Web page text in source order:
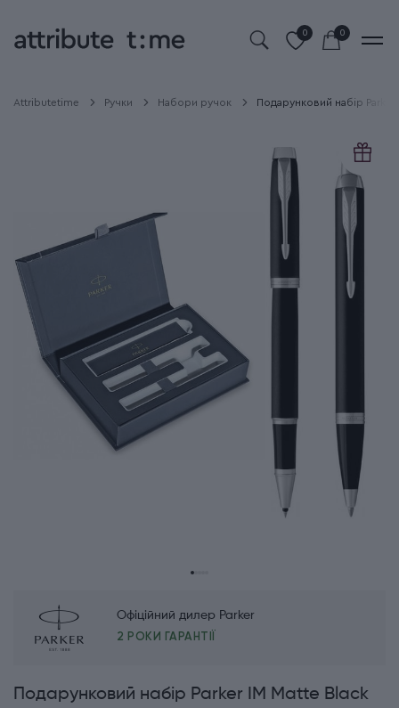
0 0
Attributetime Ручки Набори ручок Подарунковий набір Parker
Офіційний дилер Parker
2 РОКИ ГАРАНТІЇ
Подарунковий набір Parker IM Matte Black